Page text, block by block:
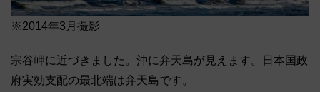
※2014年3月撮影
宗谷岬に近づきました。沖に弁天島が見えます。日本国政
府実効支配の最北端は弁天島です。